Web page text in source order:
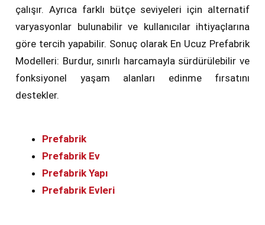
çalışır. Ayrıca farklı bütçe seviyeleri için alternatif
varyasyonlar bulunabilir ve kullanıcılar ihtiyaçlarına
göre tercih yapabilir. Sonuç olarak En Ucuz Prefabrik
Modelleri: Burdur, sınırlı harcamayla sürdürülebilir ve
fonksiyonel yaşam alanları edinme fırsatını
destekler.
Prefabrik
Prefabrik Ev
Prefabrik Yapı
Prefabrik Evleri